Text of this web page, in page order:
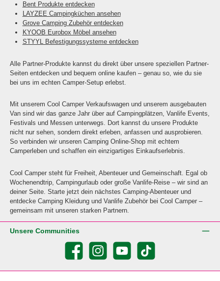
Bent Produkte entdecken
LAYZEE Campingküchen ansehen
Grove Camping Zubehör entdecken
KYOOB Eurobox Möbel ansehen
STYYL Befestigungssysteme entdecken
Alle Partner-Produkte kannst du direkt über unsere speziellen Partner-
Seiten entdecken und bequem online kaufen – genau so, wie du sie
bei uns im echten Camper-Setup erlebst.
Mit unserem Cool Camper Verkaufswagen und unserem ausgebauten
Van sind wir das ganze Jahr über auf Campingplätzen, Vanlife Events,
Festivals und Messen unterwegs. Dort kannst du unsere Produkte
nicht nur sehen, sondern direkt erleben, anfassen und ausprobieren.
So verbinden wir unseren Camping Online-Shop mit echtem
Camperleben und schaffen ein einzigartiges Einkaufserlebnis.
Cool Camper steht für Freiheit, Abenteuer und Gemeinschaft. Egal ob
Wochenendtrip, Campingurlaub oder große Vanlife-Reise – wir sind an
deiner Seite. Starte jetzt dein nächstes Camping-Abenteuer und
entdecke Camping Kleidung und Vanlife Zubehör bei Cool Camper –
gemeinsam mit unseren starken Partnern.
Unsere Communities
Facebook Instagram YouTube TikTok